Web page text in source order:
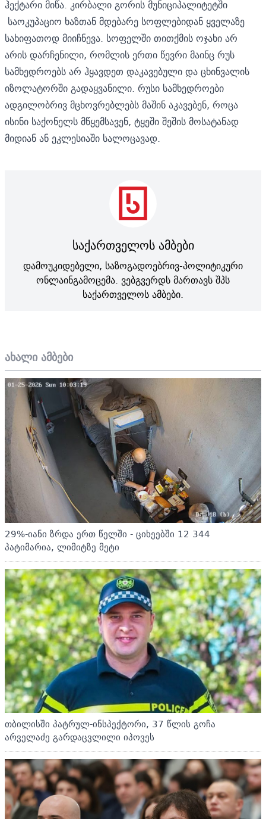
ახალი ამბები
29%-იანი ზრდა ერთ წელში - ციხეებში 12 344
პატიმარია, ლიმიტზე მეტი
თბილისში პატრულ-ინსპექტორი, 37 წლის გოჩა
არველაძე გარდაცვლილი იპოვეს
ჰექტარი მიწა. კირბალი გორის მუნიციპალიტეტში
საოკუპაციო ხაზთან მდებარე სოფლებიდან ყველაზე
სახიფათოდ მიიჩნევა. სოფელში თითქმის ოჯახი არ
არის დარჩენილი, რომლის ერთი წევრი მაინც რუს
სამხედროებს არ ჰყავდეთ დაკავებული და ცხინვალის
იზოლატორში გადაყვანილი. რუსი სამხედროები
ადგილობრივ მცხოვრებლებს მაშინ აკავებენ, როცა
ისინი საქონელს მწყემსავენ, ტყეში შეშის მოსატანად
მიდიან ან ეკლესიაში სალოცავად.
საქართველოს ამბები
დამოუკიდებელი, საზოგადოებრივ-პოლიტიკური
ონლაინგამოცემა. ვებგვერდს მართავს შპს
საქართველოს ამბები.